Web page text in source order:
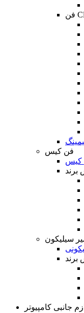
فن کیس
کیس
سیلیکون
برند
جانبی کامپیوتر